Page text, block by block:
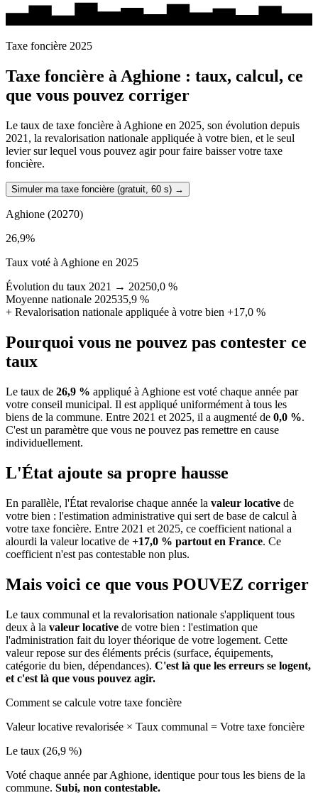
Taxe foncière 2025
Taxe foncière àAghione : taux, calcul, ce
que vous pouvez corriger
Le taux de taxe foncière à Aghione en 2025, son évolution depuis
2021, la revalorisation nationale appliquée à votre bien, et le seul
levier sur lequel vous pouvez agir pour faire baisser votre taxe
foncière.
Simuler ma taxe foncière (gratuit, 60 s) →
Aghione (20270)
26,9%
Taux voté à Aghione en 2025
Évolution du taux 2021 → 20250,0 %
Moyenne nationale 202535,9 %
+ Revalorisation nationale appliquée à votre bien +17,0 %
Pourquoi vous ne pouvez pas contester ce
taux
Le taux de 26,9 % appliqué à Aghione est voté chaque année par
votre conseil municipal. Il est appliqué uniformément à tous les
biens de la commune. Entre 2021 et 2025, il a augmenté de 0,0 %.
C'est un paramètre que vous ne pouvez pas remettre en cause
individuellement.
L'État ajoute sa propre hausse
En parallèle, l'État revalorise chaque année la valeur locative de
votre bien : l'estimation administrative qui sert de base de calcul à
votre taxe foncière. Entre 2021 et 2025, ce coefficient national a
alourdi la valeur locative de +17,0 % partout en France. Ce
coefficient n'est pas contestable non plus.
Mais voici ce que vous POUVEZ corriger
Le taux communal et la revalorisation nationale s'appliquent tous
deux à la valeur locative de votre bien : l'estimation que
l'administration fait du loyer théorique de votre logement. Cette
valeur repose sur des éléments précis (surface, équipements,
catégorie du bien, dépendances). C'est là que les erreurs se logent,
et c'est là que vous pouvez agir.
Comment se calcule votre taxe foncière
Valeur locative revalorisée × Taux communal = Votre taxe foncière
Le taux (26,9 %)
Voté chaque année par Aghione, identique pour tous les biens de la
commune. Subi, non contestable.